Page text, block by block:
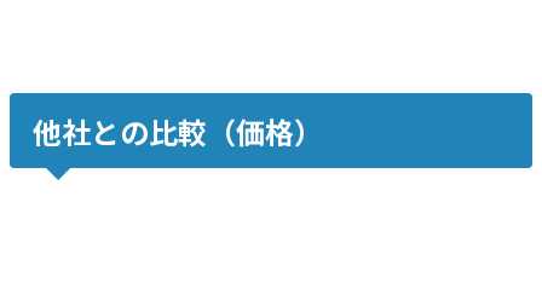
他社との比較（価格）